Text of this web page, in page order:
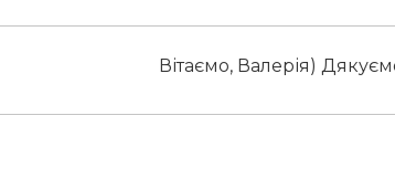
Вітаємо, Валерія)